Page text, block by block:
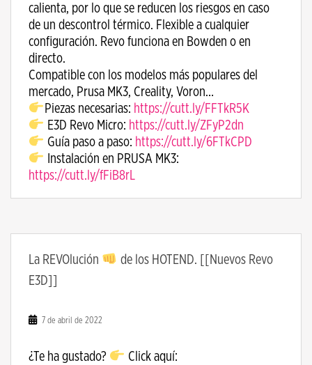
calienta, por lo que se reducen los riesgos en caso
de un descontrol térmico. Flexible a cualquier
configuración. Revo funciona en Bowden o en
directo.
Compatible con los modelos más populares del
mercado, Prusa MK3, Creality, Voron…
Piezas necesarias: https://cutt.ly/FFTkR5K
E3D Revo Micro: https://cutt.ly/ZFyP2dn
Guía paso a paso: https://cutt.ly/6FTkCPD
Instalación en PRUSA MK3:
https://cutt.ly/fFiB8rL
La REVOlución
de los HOTEND. [[Nuevos Revo
E3D]]
7 de abril de 2022
¿Te ha gustado?
Click aquí: